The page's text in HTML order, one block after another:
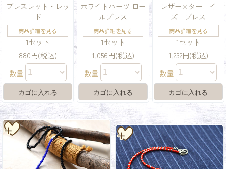
ブレスレット・レッ
ド
商品詳細を見る
1セット
880円(税込)
数量
ホワイトハーツ ロー
ルブレス
商品詳細を見る
1セット
1,056円(税込)
数量
レザー×ターコイ
ズ ブレス
商品詳細を見る
1セット
1,232円(税込)
数量